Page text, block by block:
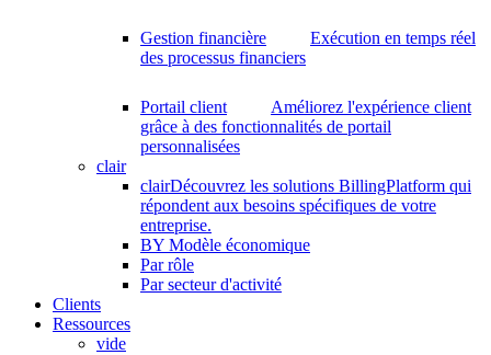
Gestion financière
Exécution en temps réel
des processus financiers
Portail client
Améliorez l'expérience client
grâce à des fonctionnalités de portail
personnalisées
clair
clairDécouvrez les solutions BillingPlatform qui
répondent aux besoins spécifiques de votre
entreprise.
BY Modèle économique
Par rôle
Par secteur d'activité
Clients
Ressources
vide